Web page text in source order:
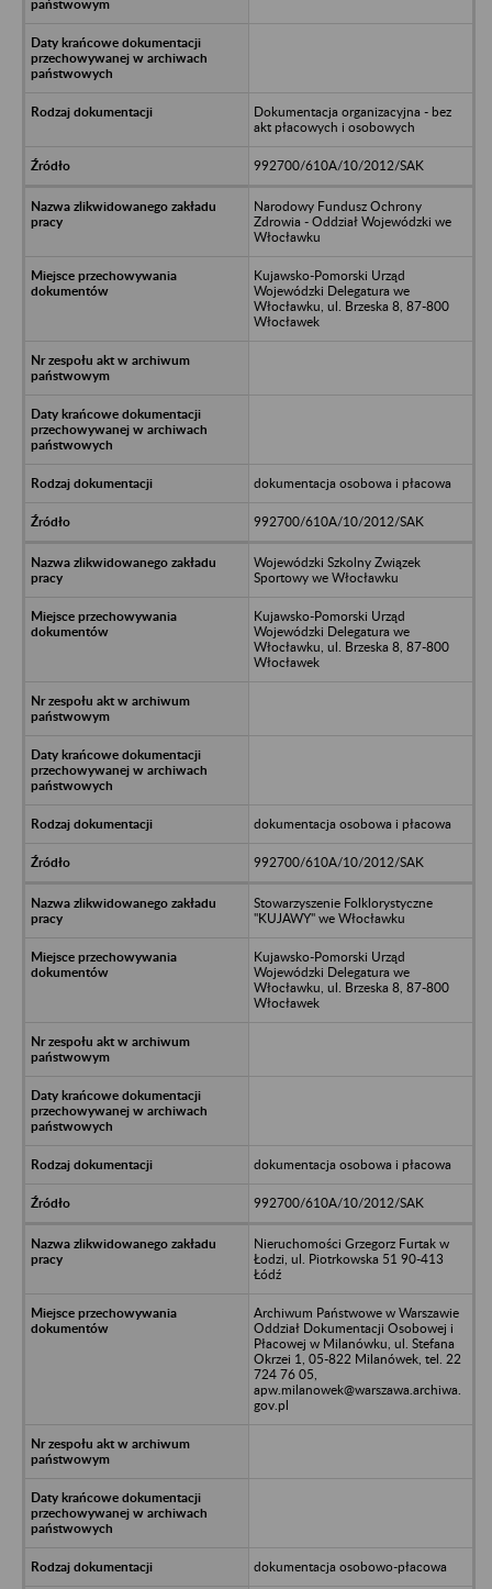
Dokumentacja organizacyjna - bez
akt płacowych i osobowych
992700/610A/10/2012/SAK
Narodowy Fundusz Ochrony
Zdrowia - Oddział Wojewódzki we
Włocławku
Kujawsko-Pomorski Urząd
Wojewódzki Delegatura we
Włocławku, ul. Brzeska 8, 87-800
Włocławek
dokumentacja osobowa i płacowa
992700/610A/10/2012/SAK
Wojewódzki Szkolny Związek
Sportowy we Włocławku
Kujawsko-Pomorski Urząd
Wojewódzki Delegatura we
Włocławku, ul. Brzeska 8, 87-800
Włocławek
dokumentacja osobowa i płacowa
992700/610A/10/2012/SAK
Stowarzyszenie Folklorystyczne
"KUJAWY" we Włocławku
Kujawsko-Pomorski Urząd
Wojewódzki Delegatura we
Włocławku, ul. Brzeska 8, 87-800
Włocławek
dokumentacja osobowa i płacowa
992700/610A/10/2012/SAK
Nieruchomości Grzegorz Furtak w
Łodzi, ul. Piotrkowska 51 90-413
Łódź
Archiwum Państwowe w Warszawie
Oddział Dokumentacji Osobowej i
Płacowej w Milanówku, ul. Stefana
Okrzei 1, 05-822 Milanówek, tel. 22
724 76 05,
apw.milanowek@warszawa.archiwa.
gov.pl
dokumentacja osobowo-płacowa